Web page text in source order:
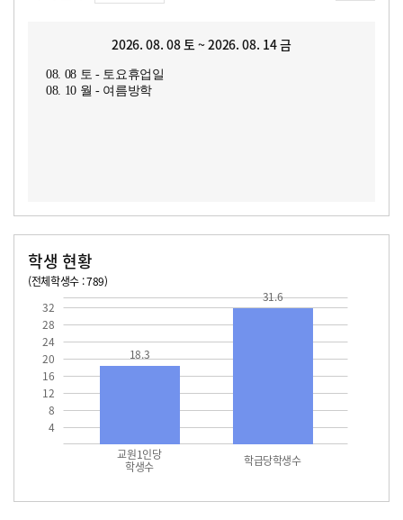
2026. 08. 08 토 ~ 2026. 08. 14 금
08. 08 토 - 토요휴업일
08. 10 월 - 여름방학
학생 현황
(전체학생수 : 789)
4
8
12
16
20
24
28
32
교원1인당
학생수 학급당학생수
18.3
31.6